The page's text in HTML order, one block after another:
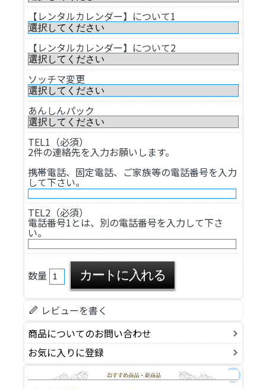
【レンタルカレンダー】について1
【レンタルカレンダー】について2
ソッチマ変更
あんしんパック
TEL1（必須）
2件の連絡先を入力お願いします。
携帯電話、固定電話、ご家族等の電話番号を入力
して下さい。
TEL2（必須）
電話番号1とは、別の電話番号を入力して下さ
い。
数量
レビューを書く
商品についてのお問い合わせ
お気に入りに登録